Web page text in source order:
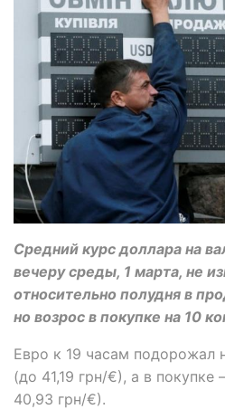
Средний курс доллара на
вечеру среды, 1 марта, не
относительно полудня в
но возрос в покупке на 10
Евро к 19 часам подорожал
(до 41,19 грн/€), а в покупке
40,93 грн/€).